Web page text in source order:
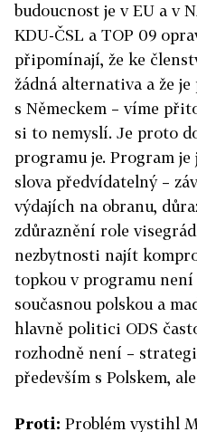
budoucnost je v EU a v
KDU-ČSL a TOP 09
připomínají, že ke
žádná alternativa a že
s Německem – víme
si to nemyslí. Je proto
programu je. Program
slova předvídatelný –
výdajích na obranu,
zdůraznění role
nezbytnosti najít
topkou v programu
současnou polskou a
hlavně politici ODS
rozhodně není –
především s Polskem,
Proti: Problém vystihl